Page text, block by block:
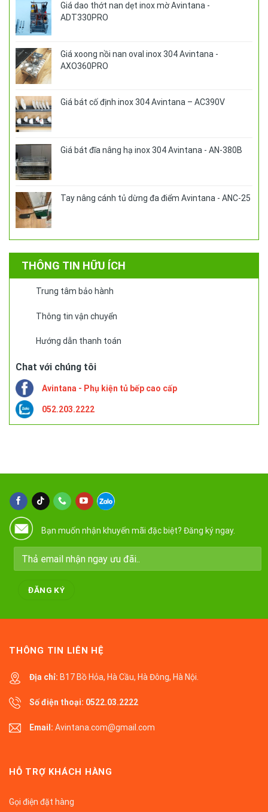
Giá dao thớt nan dẹt inox mờ Avintana -
ADT330PRO
Giá xoong nồi nan oval inox 304 Avintana -
AXO360PRO
Giá bát cố định inox 304 Avintana – AC390V
Giá bát đĩa nâng hạ inox 304 Avintana - AN-380B
Tay nâng cánh tủ dừng đa điểm Avintana - ANC-25
THÔNG TIN HỮU ÍCH
Trung tâm bảo hành
Thông tin vận chuyển
Hướng dẫn thanh toán
Chat với chúng tôi
Avintana - Phụ kiện tủ bếp cao cấp
052.203.2222
Bạn muốn nhận khuyến mãi đặc biệt? Đăng ký ngay.
THÔNG TIN LIÊN HỆ
Địa chỉ: B17 Bồ Hỏa, Hà Cầu, Hà Đông, Hà Nội.
Số điện thoại: 0522.03.2222
Email: Avintana.com@gmail.com
HỖ TRỢ KHÁCH HÀNG
Gọi điện đặt hàng